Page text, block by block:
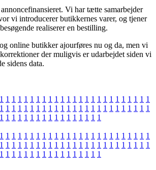
Vi har tætte samarbejder
vi introducerer butikkernes varer, og tjener
realiserer en bestilling.
online butikker ajourføres nu og da, men vi
der muligvis er udarbejdet siden vi
sidens data.
1 1 1 1 1 1 1 1 1 1 1 1 1 1 1 1 1 1 1 1 1 1 1 1 1
1 1 1 1 1 1 1 1 1 1 1 1 1 1 1 1 1 1 1 1 1 1 1 1 1
1 1 1 1 1 1 1 1 1 1 1 1 1 1 1 1 1
1 1 1 1 1 1 1 1 1 1 1 1 1 1 1 1 1 1 1 1 1 1 1 1 1
1 1 1 1 1 1 1 1 1 1 1 1 1 1 1 1 1 1 1 1 1 1 1 1 1
1 1 1 1 1 1 1 1 1 1 1 1 1 1 1 1 1